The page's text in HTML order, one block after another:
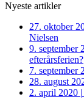
Nyeste artikler
27. oktober
Nielsen
9. september
efterårsferien?
7. september
28. august
2. april 2020 |